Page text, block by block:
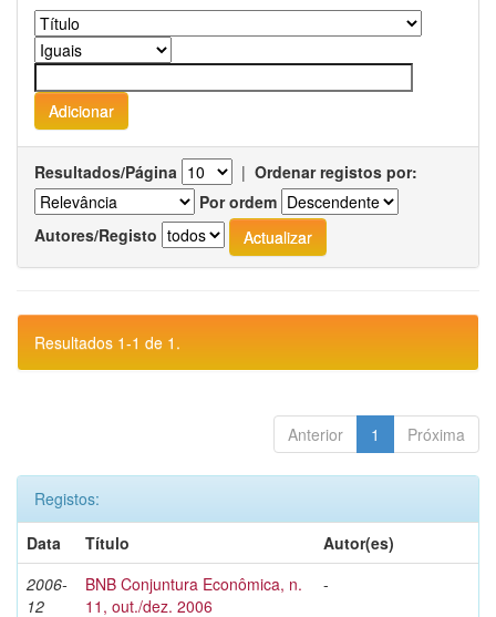
Resultados/Página | Ordenar registos por:
Por ordem
Autores/Registo
Resultados 1-1 de 1.
Anterior 1 Próxima
Registos:
Data
Título
Autor(es)
2006-
12
BNB Conjuntura Econômica, n.
11, out./dez. 2006
-